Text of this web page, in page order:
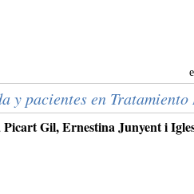
y pacientes en
Gil, Ernestina Junyent i